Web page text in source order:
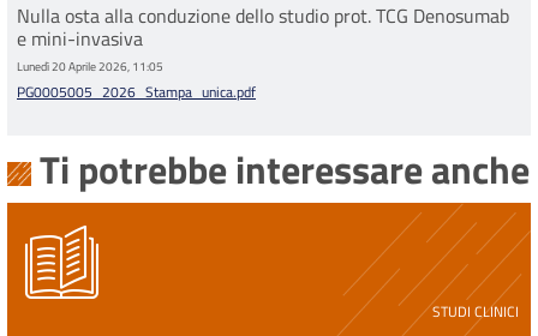
Nulla osta alla conduzione dello studio prot. TCG Denosumab
e mini-invasiva
Lunedì 20 Aprile 2026, 11:05
PG0005005_2026_Stampa_unica.pdf
Ti potrebbe interessare anche
STUDI CLINICI